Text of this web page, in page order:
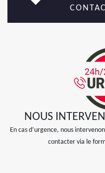
NOUS
En cas d’urgence, nous
contacter via le